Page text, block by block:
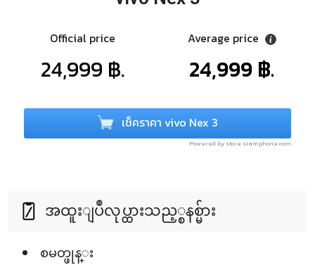
Official price
24,999 ฿.
Average price
24,999 ฿.
เช็คราคา vivo Nex 3
Powered by store.siamphone.com
အထူးျပဳလုပ္ထားသည့္စနစ္မ်ား
စမတ္ဖုန္း